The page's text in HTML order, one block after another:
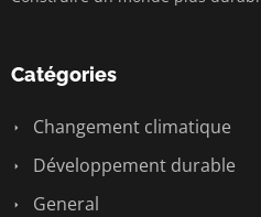
Catégories
Changement climatique
Développement durable
General